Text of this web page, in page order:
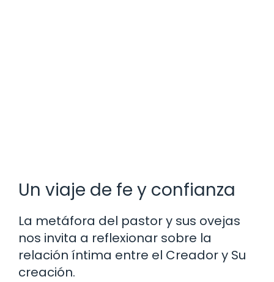
Un viaje de fe y confianza
La metáfora del pastor y sus ovejas
nos invita a reflexionar sobre la
relación íntima entre el Creador y Su
creación.